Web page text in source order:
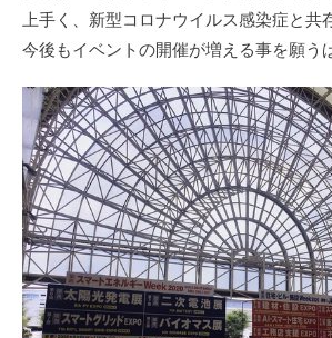
上手く、新型コロナウイルス感染症と共
今後もイベントの開催が増える事を願